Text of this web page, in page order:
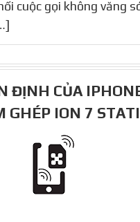
cuộc gọi không văng
ĐỊNH CỦA
GHÉP ION 7